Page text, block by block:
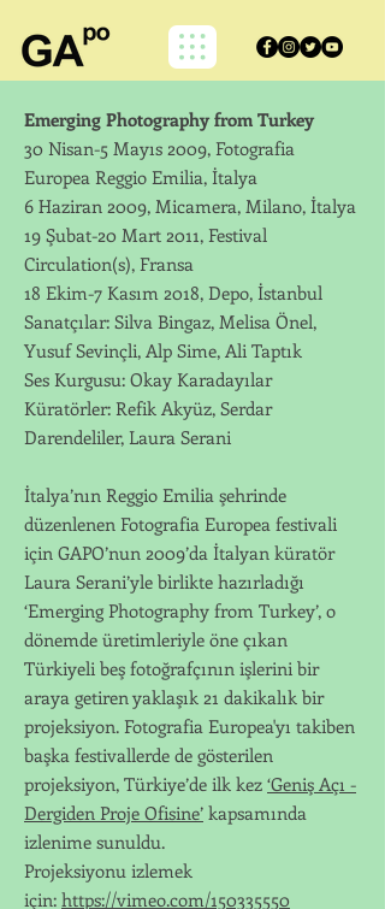
Emerging Photography from Turkey
30 Nisan-5 Mayıs 2009, Fotografia
Europea Reggio Emilia, İtalya ​
6 Haziran 2009, Micamera, Milano, İtalya
19 Şubat-20 Mart 2011, Festival
Circulation(s), Fransa
18 Ekim-7 Kasım 2018, Depo, İstanbul
Sanatçılar: Silva Bingaz, Melisa Önel,
Yusuf Sevinçli, Alp Sime, Ali Taptık
Ses Kurgusu: Okay Karadayılar
Küratörler: Refik Akyüz, Serdar
Darendeliler, Laura Serani
İtalya’nın Reggio Emilia şehrinde
düzenlenen Fotografia Europea festivali
için GAPO’nun 2009’da İtalyan küratör
Laura Serani’yle birlikte hazırladığı
‘Emerging Photography from Turkey’, o
dönemde üretimleriyle öne çıkan
Türkiyeli beş fotoğrafçının işlerini bir
araya getiren yaklaşık 21 dakikalık bir
projeksiyon. Fotografia Europea'yı takiben
başka festivallerde de gösterilen
projeksiyon, Türkiye’de ilk kez ‘Geniş Açı -
Dergiden Proje Ofisine’ kapsamında
izlenime sunuldu.
Projeksiyonu izlemek
için: https://vimeo.com/150335550